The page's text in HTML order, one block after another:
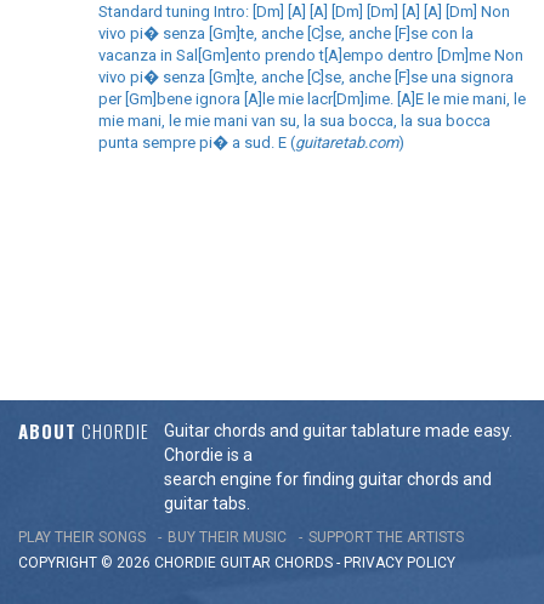
Standard tuning Intro: [Dm] [A] [A] [Dm] [Dm] [A] [A] [Dm] Non
vivo pi� senza [Gm]te, anche [C]se, anche [F]se con la
vacanza in Sal[Gm]ento prendo t[A]empo dentro [Dm]me Non
vivo pi� senza [Gm]te, anche [C]se, anche [F]se una signora
per [Gm]bene ignora [A]le mie lacr[Dm]ime. [A]E le mie mani, le
mie mani, le mie mani van su, la sua bocca, la sua bocca
punta sempre pi� a sud. E (guitaretab.com)
ABOUT CHORDIE
Guitar chords and guitar tablature made easy.
Chordie is a
search engine for finding guitar chords and
guitar tabs.
PLAY THEIR SONGS BUY THEIR MUSIC
SUPPORT THE ARTISTS
COPYRIGHT © 2026 CHORDIE GUITAR CHORDS - PRIVACY POLICY